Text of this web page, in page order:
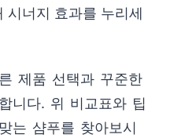
시너지 효과를 누리세
제품 선택과 꾸준한
니다. 위 비교표와 팁
는 샴푸를 찾아보시